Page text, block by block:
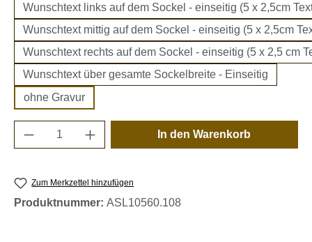
Wunschtext links auf dem Sockel - einseitig (5 x 2,5cm
Wunschtext mittig auf dem Sockel - einseitig (5 x 2,5cm
Wunschtext rechts auf dem Sockel - einseitig (5 x 2,5 cm
Wunschtext über gesamte Sockelbreite - Einseitig
ohne Gravur
Produkt Anzahl: Gib den gewünschten
In den Warenkorb
Zum Merkzettel hinzufügen
Produktnummer: ASL10560.108